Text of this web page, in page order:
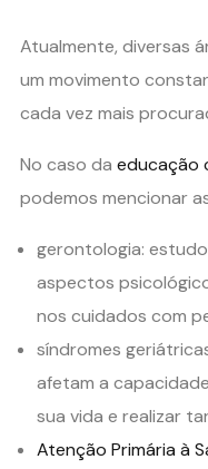
Atualmente, diversas
um movimento
cada vez mais
No caso da educação
podemos mencionar
gerontologia:
aspectos
nos cuidados com
síndromes
afetam a
sua vida e realizar
Atenção Primária à